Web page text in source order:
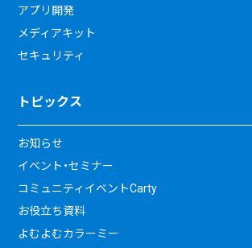
アプリ開発
メディアキット
セキュリティ
トピックス
お知らせ
イベント・セミナー
コミュニティイベントCarty
お役立ち資料
よむよむカラーミー